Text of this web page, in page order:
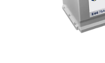
POWERBANKY